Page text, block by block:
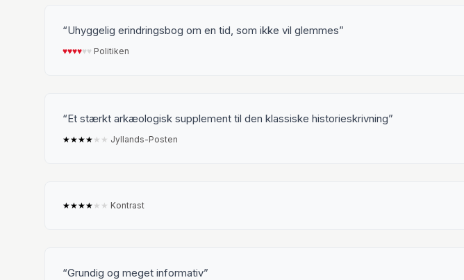
Uhyggelig erindringsbog om en tid, som ikke vil glemmes
♥︎♥︎♥︎♥︎♥︎♥︎ Politiken
Et stærkt arkæologisk supplement til den klassiske historieskrivning
★★★★ ★ ★ Jyllands-Posten
★★★★ ★ ★ Kontrast
Grundig og meget informativ